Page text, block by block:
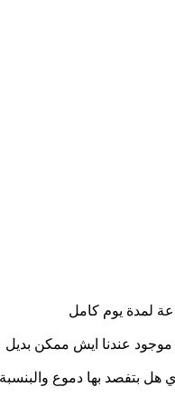
لمدة يوم كامل
عندنا ايش ممكن بديل
هل بتفصد بها دموع